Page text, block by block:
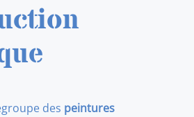
des peintures